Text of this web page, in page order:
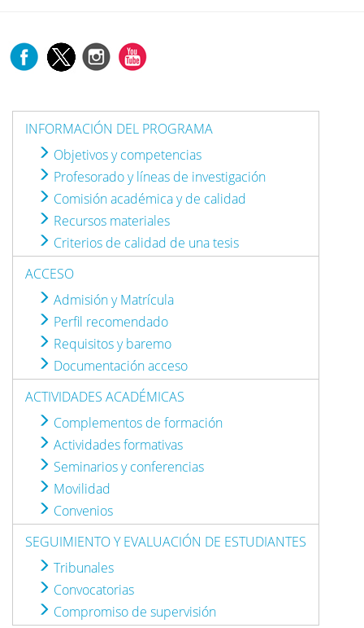
INFORMACIÓN DEL PROGRAMA
Objetivos y competencias
Profesorado y líneas de investigación
Comisión académica y de calidad
Recursos materiales
Criterios de calidad de una tesis
ACCESO
Admisión y Matrícula
Perfil recomendado
Requisitos y baremo
Documentación acceso
ACTIVIDADES ACADÉMICAS
Complementos de formación
Actividades formativas
Seminarios y conferencias
Movilidad
Convenios
SEGUIMIENTO Y EVALUACIÓN DE ESTUDIANTES
Tribunales
Convocatorias
Compromiso de supervisión